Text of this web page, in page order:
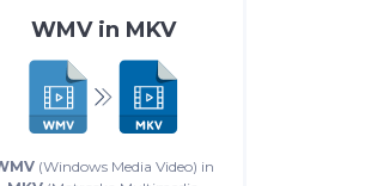
WMVin MKV
(Windows Media Video) in